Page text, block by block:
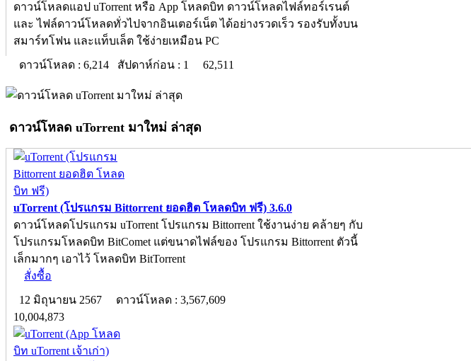
ดาวน์โหลดแอป uTorrent หรือ App โหลดบิท ดาวน์โหลดไฟล์ทอร์เรนต์
และ ไฟล์ดาวน์โหลดทั่วไปจากอินเตอร์เน็ต ได้อย่างรวดเร็ว รองรับทั้งบน
สมาร์ทโฟน และแท็บเล็ต ใช้ง่ายเหมือน PC
ดาวน์โหลด : 6,214 สัปดาห์ก่อน : 1
62,511
ดาวน์โหลด uTorrent มาใหม่ ล่าสุด
uTorrent (โปรแกรม Bittorrent ยอดฮิต โหลดบิท ฟรี) 3.6.0
ดาวน์โหลดโปรแกรม uTorrent โปรแกรม Bittorrent ใช้งานง่าย คล้ายๆ กับ
โปรแกรมโหลดบิท BitComet แต่ขนาดไฟล์ของ โปรแกรม Bittorrent ตัวนี้
เล็กมากๆ เอาไว้ โหลดบิท BitTorrent
สั่งซื้อ
12 มิถุนายน 2567
ดาวน์โหลด : 3,567,609
10,004,873